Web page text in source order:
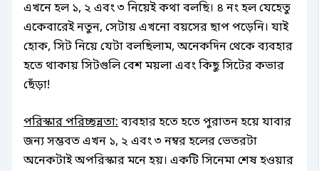
এখনে হল ১, ২ এবং ৩ নিয়েই কথা বলছি। ৪ নং হল যেহেতু
একেবারেই নতুন, সেটায় এখনো বয়সের ছাপ পড়েনি। যাই
হোক, সিট নিয়ে যেটা বলছিলাম, অনেকদিন থেকে ব্যবহার
হতে থাকায় সিটগুলি বেশ ময়লা এবং কিছু সিটের কভার
ছেঁড়া!
পরিস্কার পরিচ্ছন্নতা:ব্যবহার হতে হতে পুরাতন হয়ে যাবার
জন্য সম্ভবত এখন ১, ২ এবং ৩ নম্বর হলের ভেতরটা
অনেকটাই অপরিস্কার মনে হয়। একটি সিনেমা শেষ হওয়ার